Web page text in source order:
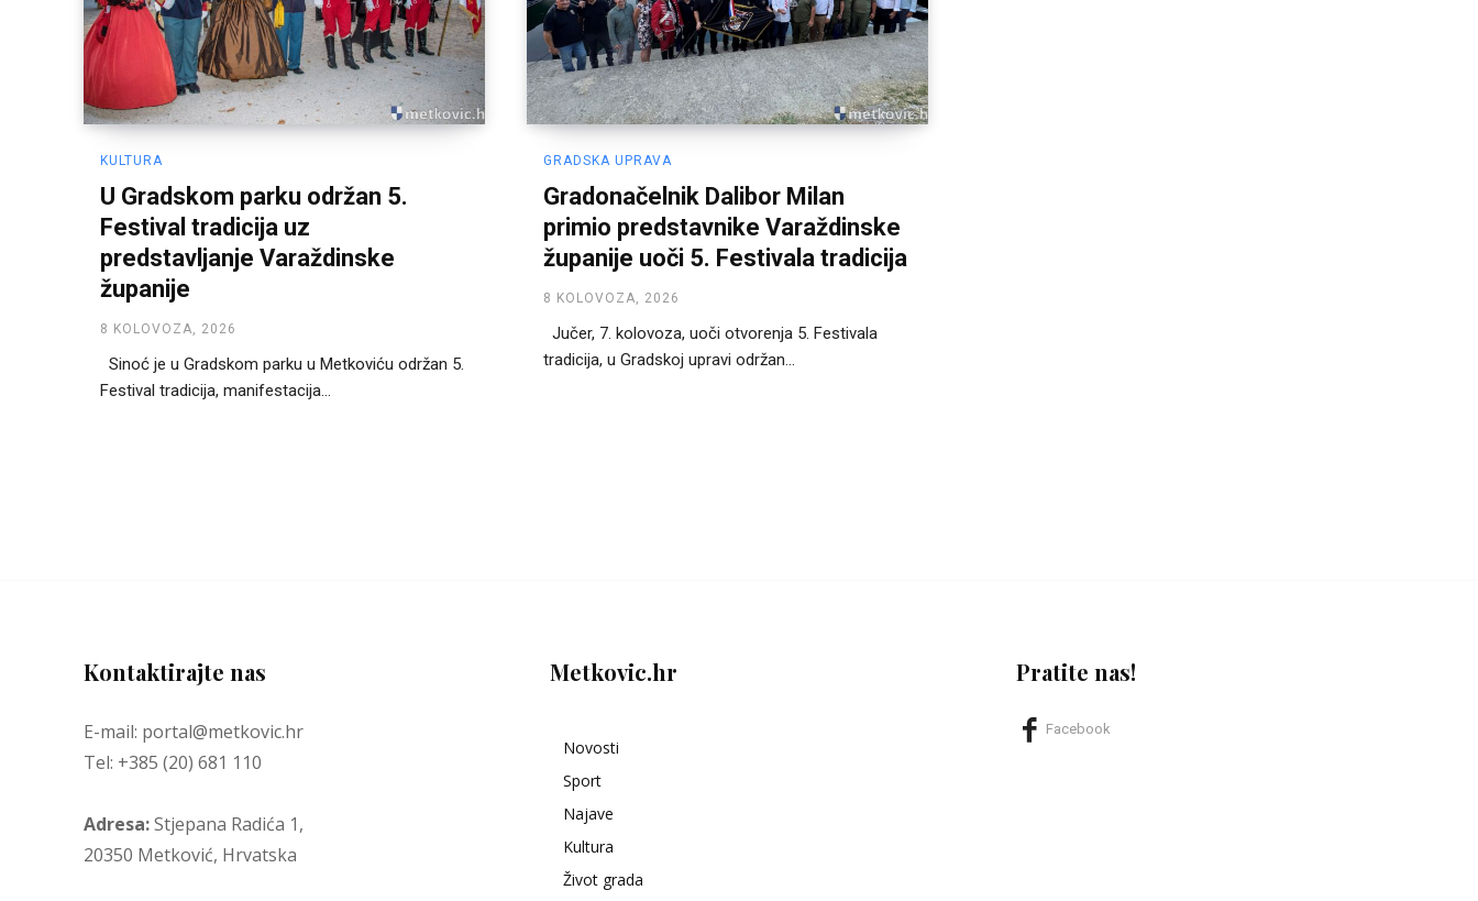
KULTURA
U Gradskom parku održan 5.
Festival tradicija uz
predstavljanje Varaždinske
županije
8 KOLOVOZA, 2026
Sinoć je u Gradskom parku u Metkoviću održan 5.
Festival tradicija, manifestacija...
GRADSKA UPRAVA
Gradonačelnik Dalibor Milan
primio predstavnike Varaždinske
županije uoči 5. Festivala tradicija
8 KOLOVOZA, 2026
Jučer, 7. kolovoza, uoči otvorenja 5. Festivala
tradicija, u Gradskoj upravi održan...
Kontaktirajte nas
E-mail: portal@metkovic.hr
Tel: +385 (20) 681 110
Adresa:Stjepana Radića 1,
20350 Metković, Hrvatska
Metkovic.hr
Novosti
Sport
Najave
Kultura
Život grada
Pratite nas!
Facebook